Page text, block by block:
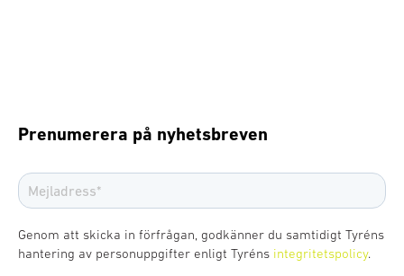
Prenumerera på nyhetsbreven
Genom att skicka in förfrågan, godkänner du samtidigt Tyréns
hantering av personuppgifter enligt Tyréns integritetspolicy.